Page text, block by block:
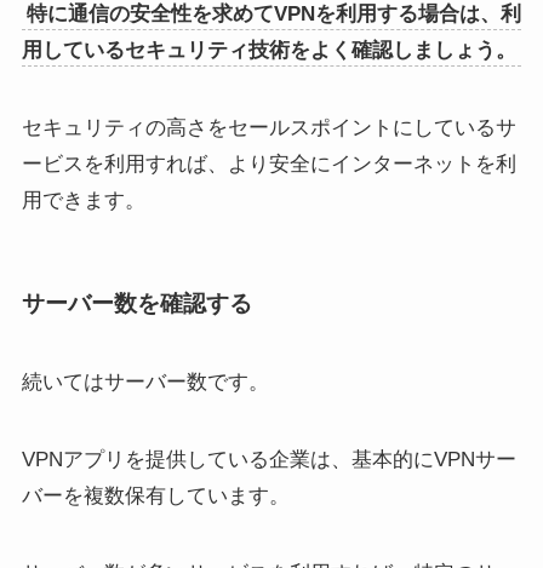
特に通信の安全性を求めてVPNを利用する場合は、利
用しているセキュリティ技術をよく確認しましょう。
セキュリティの高さをセールスポイントにしているサ
ービスを利用すれば、より安全にインターネットを利
用できます。
サーバー数を確認する
続いてはサーバー数です。
VPNアプリを提供している企業は、基本的にVPNサー
バーを複数保有しています。